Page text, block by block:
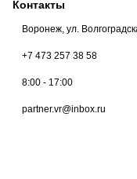
Контакты
Воронеж, ул.
+7 473 257 38 58
8:00 - 17:00
partner.vr@inbox.ru